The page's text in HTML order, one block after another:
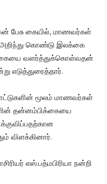
பேசு கையில், மாணவர்கள்
கொண்டு இலக்கை
வளர்த்துக்கொள்வதன்
எடுத்துரைத்தார்.
மூலம் மாணவர்கள்
தன்னம்பிக்கையை
விளக்கினார்.
எஸ்.பத்மபிரியா நன்றி